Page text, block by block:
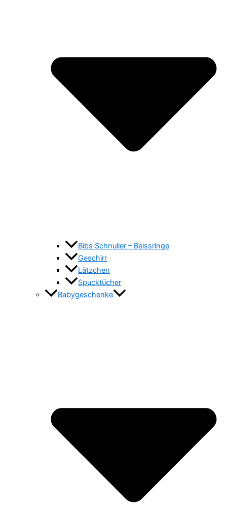
Bibs Schnuller – Beissringe
Geschirr
Lätzchen
Spucktücher
Babygeschenke